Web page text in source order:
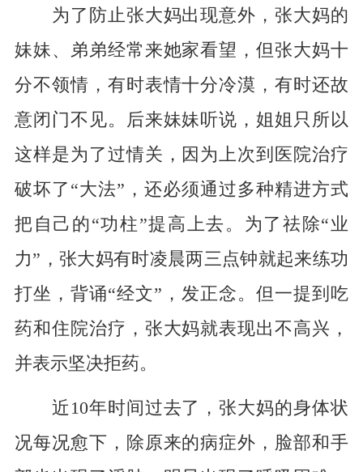
为了防止张大妈出现意外，张大妈的
妹妹、弟弟经常来她家看望，但张大妈十
分不领情，有时表情十分冷漠，有时还故
意闭门不见。后来妹妹听说，姐姐只所以
这样是为了过情关，因为上次到医院治疗
破坏了“大法”，还必须通过多种精进方式
把自己的“功柱”提高上去。为了祛除“业
力”，张大妈有时凌晨两三点钟就起来练功
打坐，背诵“经文”，发正念。但一提到吃
药和住院治疗，张大妈就表现出不高兴，
并表示坚决拒药。
近10年时间过去了，张大妈的身体状
况每况愈下，除原来的病症外，脸部和手